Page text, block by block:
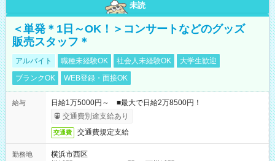
未読
＜単発＊1日～OK！＞コンサートなどのグッズ
販売スタッフ＊
アルバイト 職種未経験OK 社会人未経験OK
大学生歓迎
ブランクOK
WEB登録・面接OK
給与
日給1万5000円～ ■最大で日給2万8500円！
交通費別途支給あり
交通費 交通費規定支給
勤務地
横浜市西区